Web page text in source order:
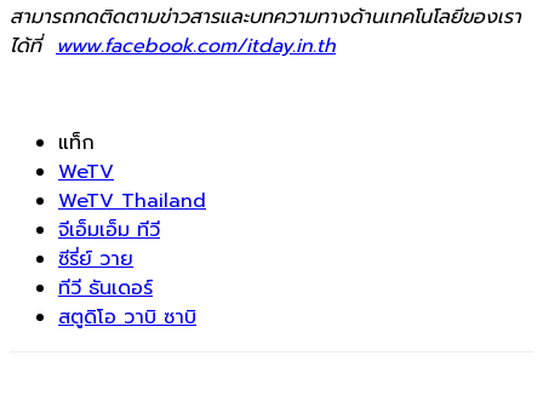
สามารถกดติดตามข่าวสารและบทความทางด้านเทคโนโลยีของเรา
ได้ที่ www.facebook.com/itday.in.th
แท็ก
WeTV
WeTV Thailand
จีเอ็มเอ็ม ทีวี
ซีรี่ย์ วาย
ทีวี ธันเดอร์
สตูดิโอ วาบิ ซาบิ